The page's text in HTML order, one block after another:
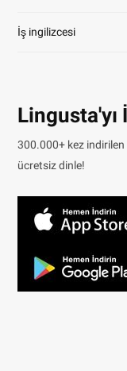
İş ingilizcesi
Lingusta'yı
300.000+ kez indirilen
ücretsiz dinle!